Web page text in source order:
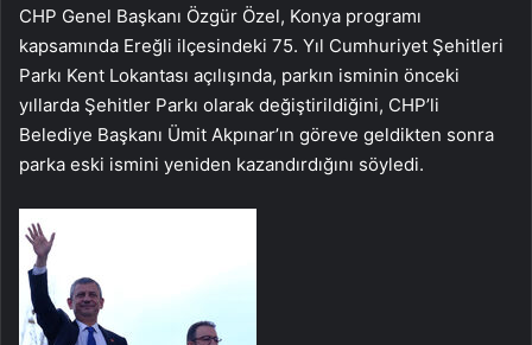
CHP Genel Başkanı Özgür Özel, Konya programı
kapsamında Ereğli ilçesindeki 75. Yıl Cumhuriyet Şehitleri
Parkı Kent Lokantası açılışında, parkın isminin önceki
yıllarda Şehitler Parkı olarak değiştirildiğini, CHP’li
Belediye Başkanı Ümit Akpınar’ın göreve geldikten sonra
parka eski ismini yeniden kazandırdığını söyledi.